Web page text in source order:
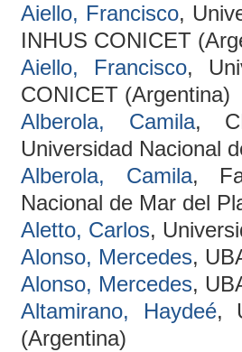
Aiello, Francisco,
INHUS CONICET
Aiello, Francisco,
CONICET (Argentina)
Alberola, Camila,
Universidad Nacional
Alberola, Camila,
Nacional de Mar del
Aletto, Carlos,
Alonso, Mercedes,
Alonso, Mercedes,
Altamirano, Haydeé,
(Argentina)